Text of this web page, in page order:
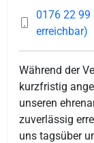
0176 22 99
erreichbar)
Während der
kurzfristig
unseren
zuverlässig
uns tagsüber